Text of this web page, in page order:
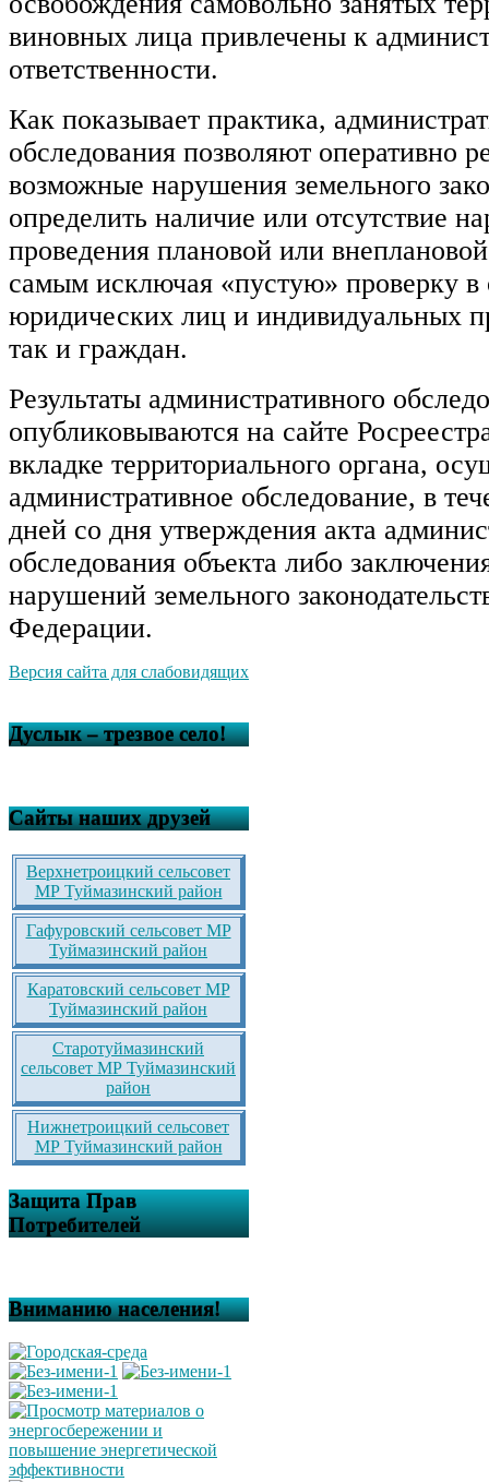
виновных лица привлечены к
ответственности.
Как показывает практика,
обследования позволяют оперативно
возможные нарушения земельного
определить наличие или отсутствие
проведения плановой или
самым исключая «пустую» проверку
юридических лиц и индивидуальных
так и граждан.
Результаты административного
опубликовываются на сайте
вкладке территориального органа,
административное обследование, в
дней со дня утверждения акта
обследования объекта либо
нарушений земельного
Федерации.
Версия сайта для слабовидящих
Дуслык – трезвое село!
Сайты наших друзей
Верхнетроицкий сельсовет
МР Туймазинский район
Гафуровский сельсовет МР
Туймазинский район
Каратовский сельсовет МР
Туймазинский район
Старотуймазинский
сельсовет МР Туймазинский
район
Нижнетроицкий сельсовет
МР Туймазинский район
Защита Прав
Потребителей
Вниманию населения!